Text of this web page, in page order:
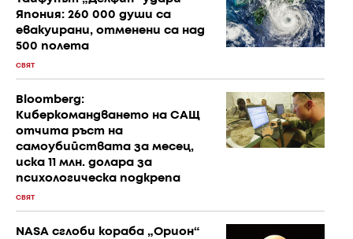
Япония: 260 000 души са
евакуирани, отменени са над
500 полета
СВЯТ
Bloomberg:
Киберкомандването на САЩ
отчита ръст на
самоубийствата за месец,
иска 11 млн. долара за
психологическа подкрепа
СВЯТ
NASA сглоби кораба „Орион“